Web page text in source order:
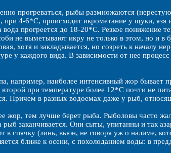
прогреваться, рыбы размножаются
при 4-6*С, происходит икрометание у щуки, язя
прогреется до 18-20*С. Резкое понижение
не выметывают икру не только в этом, но и в
хотя и закладывается, но созреть к началу
у каждого вида. В зависимости от нее
например, наиболее интенсивный жор
при температуре более 12*С почти не
Причем в разных водоемах даже у рыб,
жор, тем лучше берет рыба. Рыболовы часто
заканчивается. Они сыты, упитанны и так
в спячку (линь, вьюн, не говоря уж о налиме,
ближе к осени, с похолоданием воды: в